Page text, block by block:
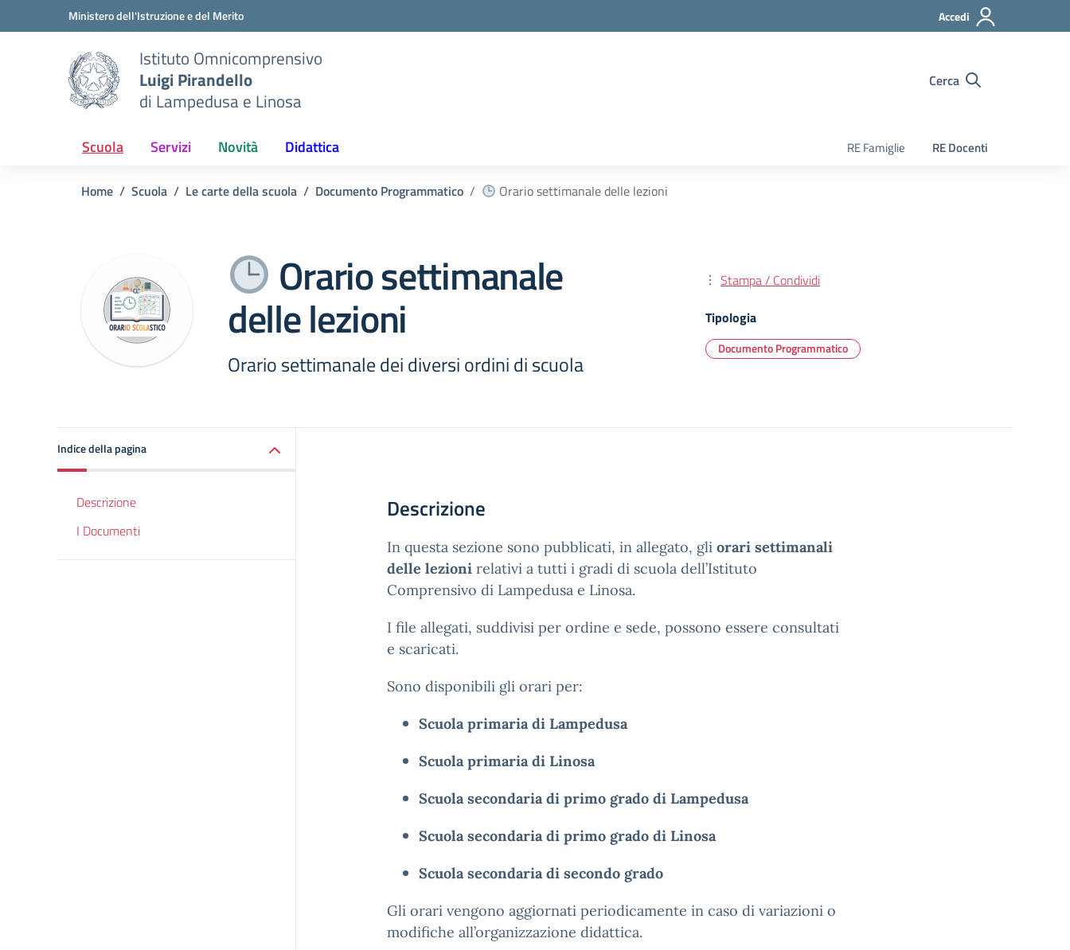
Vai ai contenuti
Vai al menu di navigazioneMinistero dell'Istruzione e del Merito Accedi
Istituto Omnicomprensivo
Luigi Pirandello
di Lampedusa e Linosa
Cerca
Scuola Servizi Novità Didattica RE Famiglie RE Docenti
Home Scuola Le carte della scuola Documento Programmatico Orario settimanale delle lezioni
Orario settimanale
delle lezioni
Orario settimanale dei diversi ordini di scuola
Stampa / Condividi
Tipologia
Documento Programmatico
Indice della pagina
Descrizione
I Documenti
Descrizione
In questa sezione sono pubblicati, in allegato, gli orari settimanali
delle lezioni relativi a tutti i gradi di scuola dell’Istituto
Comprensivo di Lampedusa e Linosa.
I file allegati, suddivisi per ordine e sede, possono essere consultati
e scaricati.
Sono disponibili gli orari per:
Scuola primaria di Lampedusa
Scuola primaria di Linosa
Scuola secondaria di primo grado di Lampedusa
Scuola secondaria di primo grado di Linosa
Scuola secondaria di secondo grado
Gli orari vengono aggiornati periodicamente in caso di variazioni o
modifiche all’organizzazione didattica.